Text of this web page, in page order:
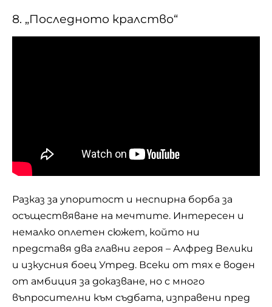
8. „Последното кралство“
Разказ за упоритост и неспирна борба за
осъществяване на мечтите. Интересен и
немалко оплетен сюжет, който ни
представя два главни героя – Алфред Велики
и изкусния боец Утред. Всеки от тях е воден
от амбиция за доказване, но с много
въпросителни към съдбата, изправени пред